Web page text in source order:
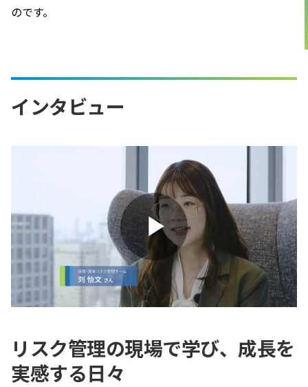
のです。
インタビュー
Play
Video
リスク管理の現場で学び、成長を
実感する日々